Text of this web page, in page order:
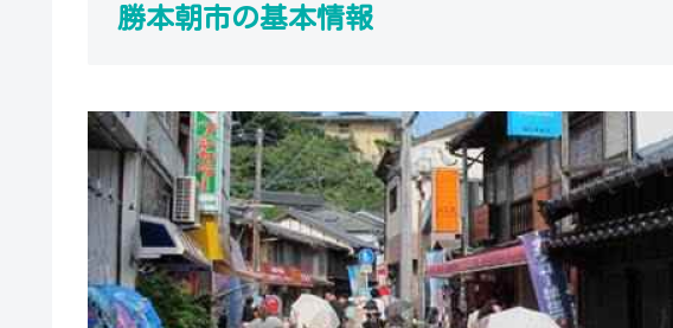
勝本朝市の基本情報